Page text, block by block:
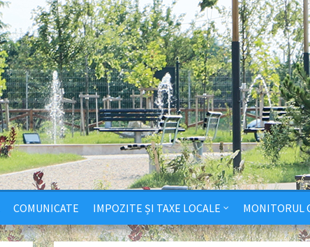
COMUNICATE IMPOZITE ȘI TAXE LOCALE MONITORUL